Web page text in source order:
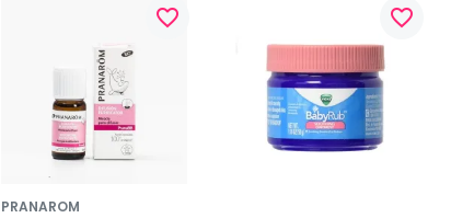
favorite_border
PRANAROM
favorite_border